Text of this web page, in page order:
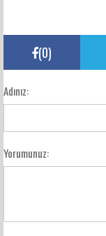
(0)
Adınız:
Yorumunuz: